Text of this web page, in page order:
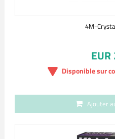
4M-
Disponible sur
Ajouter